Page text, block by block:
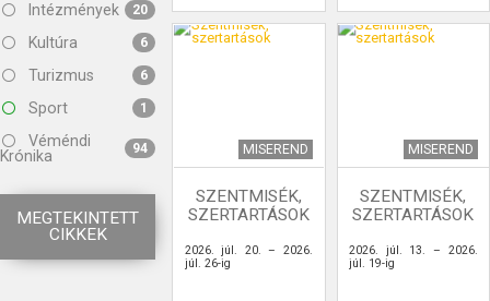
Intézmények 20
Kultúra 6
Turizmus 6
Sport 1
Véméndi
Krónika
94
MEGTEKINTETT
CIKKEK
MISEREND
SZENTMISÉK,
SZERTARTÁSOK
2026. júl. 20. – 2026.
júl. 26-ig
MISEREND
SZENTMISÉK,
SZERTARTÁSOK
2026. júl. 13. – 2026.
júl. 19-ig